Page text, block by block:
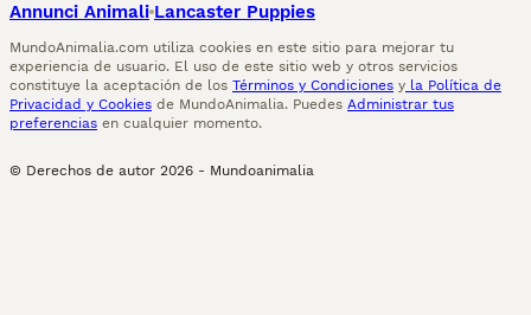
Annunci Animali Lancaster Puppies
MundoAnimalia.com utiliza cookies en este sitio para mejorar tu
experiencia de usuario. El uso de este sitio web y otros servicios
constituye la aceptación de los Términos y Condiciones y la Política de
Privacidad y Cookies de MundoAnimalia. Puedes Administrar tus
preferencias en cualquier momento.
© Derechos de autor 2026 - Mundoanimalia